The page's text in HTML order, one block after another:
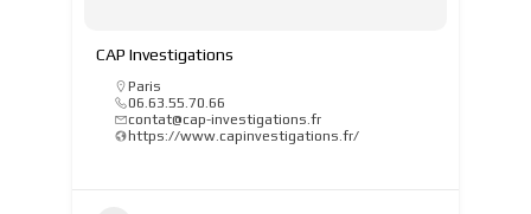
CAP Investigations
Paris
06.63.55.70.66
contat@cap-investigations.fr
https://www.capinvestigations.fr/